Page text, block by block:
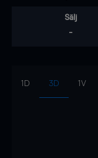
Sälj
-
1D 3D 1V